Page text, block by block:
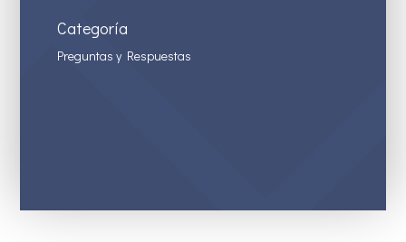
Categoría
Preguntas y Respuestas